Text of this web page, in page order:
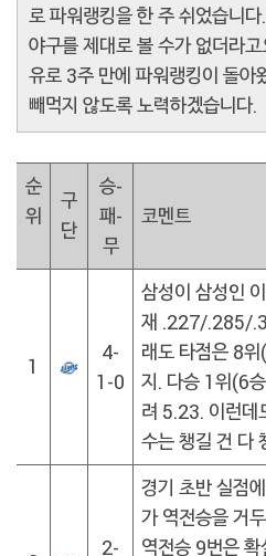
로 파워랭킹을 한 주 쉬었습니
야구를 제대로 볼 수가 없더라
유로 3주 만에 파워랭킹이 돌아
빼먹지 않도록 노력하겠습니다.
순
위
구
단
승-
패-
무
코멘트
1
4-
1-0
삼성이 삼성인
재 .227/.285/
래도 타점은 8
지. 다승 1위(6
려 5.23. 이런데
수는 챙길 건 다
2-
경기 초반 실점
가 역전승을 거
역전승 9번은